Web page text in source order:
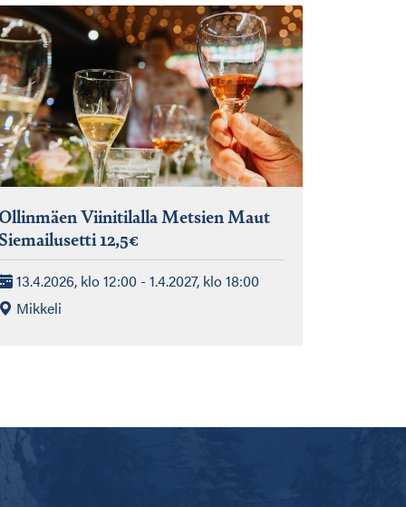
Ollinmäen Viinitilalla Metsien Maut
Siemailusetti 12,5€
13.4.2026, klo 12:00 - 1.4.2027, klo 18:00
Mikkeli